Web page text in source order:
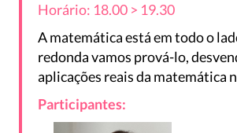
Horário: 18.00 > 19.30
A matemática está em todo o
redonda vamos prová-lo,
aplicações reais da matemática
Participantes: